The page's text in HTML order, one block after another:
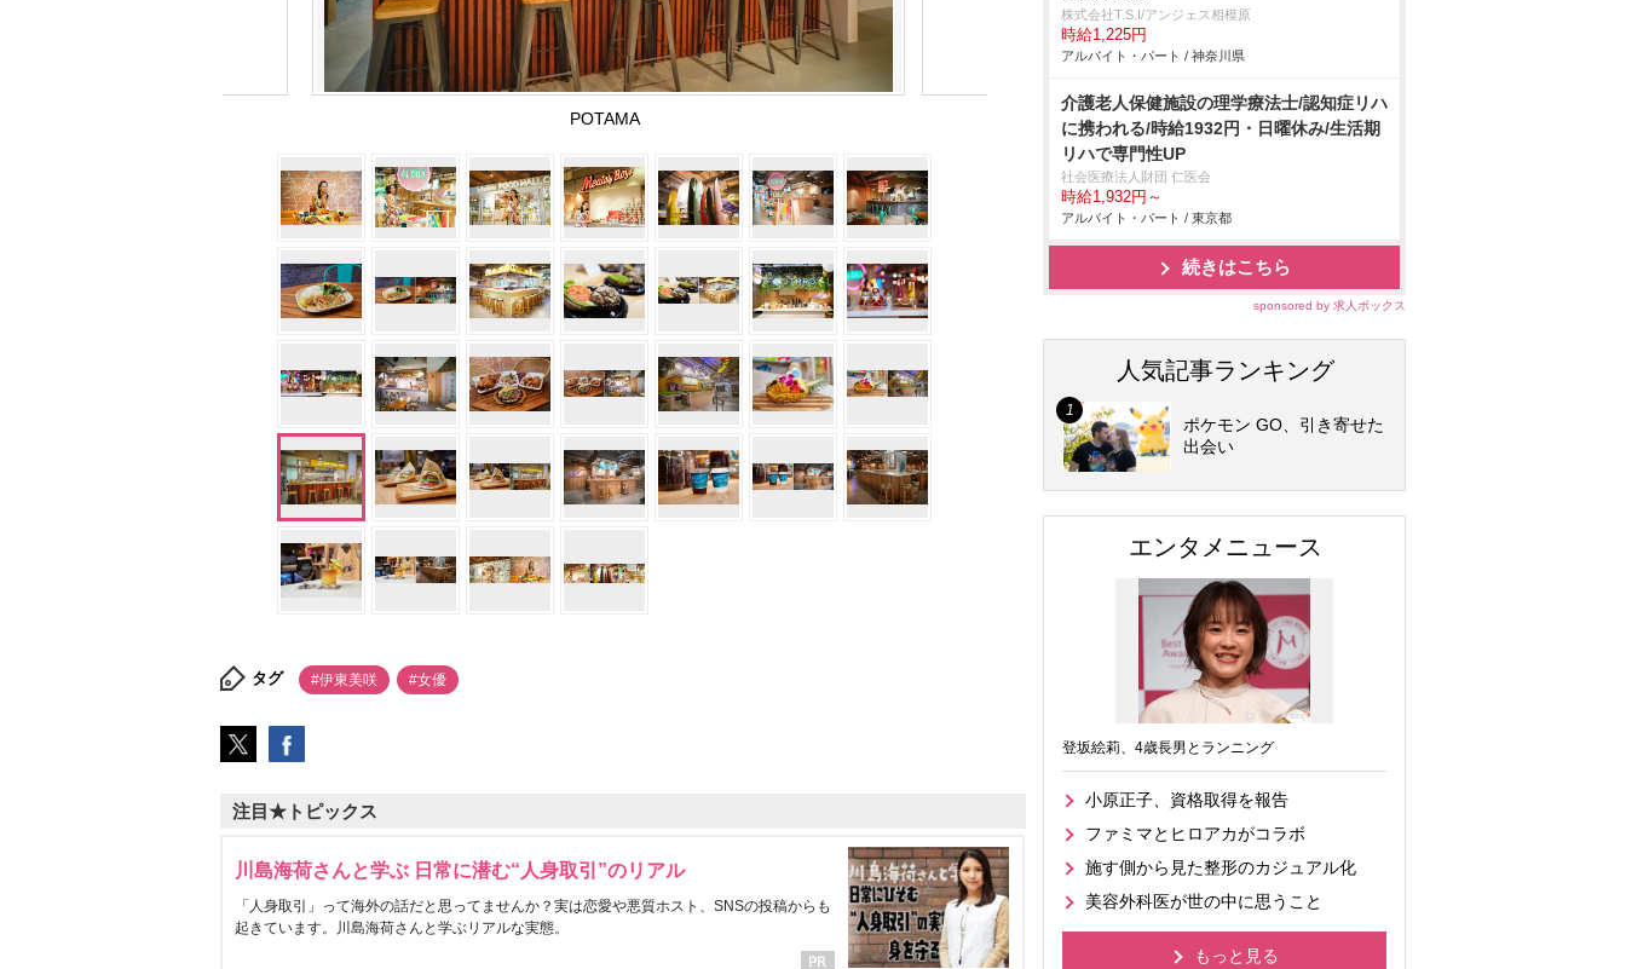
POTAMA
タグ #伊東美咲 #女優
注目★トピックス
川島海荷さんと学ぶ 日常に潜む“人身取引”のリアル
「人身取引」って海外の話だと思ってませんか？実は恋愛や悪質ホスト、SNSの投稿からも
起きています。川島海荷さんと学ぶリアルな実態。
株式会社T.S.I/アンジェス相模原
時給1,225円
アルバイト・パート / 神奈川県
介護老人保健施設の理学療法士/認知症リハ
に携われる/時給1932円・日曜休み/生活期
リハで専門性UP
社会医療法人財団 仁医会
時給1,932円～
アルバイト・パート / 東京都
続きはこちら
sponsored by 求人ボックス
人気記事ランキング
ポケモン GO、引き寄せた
出会い
エンタメニュース
登坂絵莉、4歳長男とランニング
小原正子、資格取得を報告
ファミマとヒロアカがコラボ
施す側から見た整形のカジュアル化
美容外科医が世の中に思うこと
もっと見る